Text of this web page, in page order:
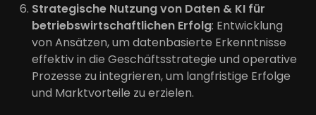
Strategische Nutzung von Daten & KI für
betriebswirtschaftlichen Erfolg: Entwicklung
von Ansätzen, um datenbasierte Erkenntnisse
effektiv in die Geschäftsstrategie und operative
Prozesse zu integrieren, um langfristige Erfolge
und Marktvorteile zu erzielen.